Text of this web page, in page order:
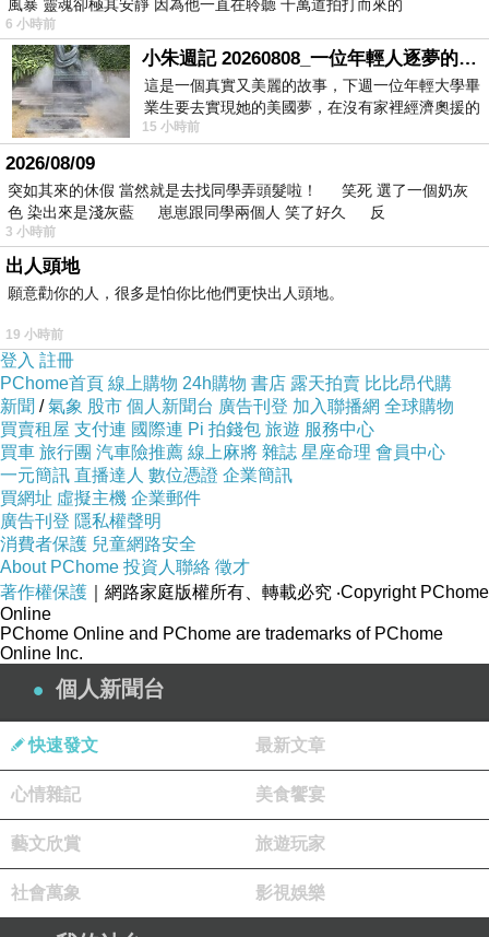
請牽牛花。牽牛花爬上竹竿，在上面邊跳著扭扭舞邊看
著我們玩遊戲。
好多花都生日，走在大街上，看著路邊的花都開
了，好像在跟我說早安，我的心情就一起開了。
我們要隨手關燈，多用環保餐具，讓地球變得更
美麗。
在春天的某一天，世界上所有的花都開了，大家
看到這美麗景色，有人把它拍下來，有人讓空拍機飛到
天空上，從空拍機往下看，有一片很大很大的花海，有
些人看到「百花生日」就用手機把它變成影片，讓大家
都可以看到「百花生日」。
這些花非常的漂亮，有些人心情不好就會來這裡
看花，當然，心情也變得非常好，這個花海還有很多用
途，像是:放鬆心情……
過了一年，大家都在幫每一朵花慶生，有一朵已
經開了七十幾年的「花阿公」說
許一個願就是希望人類天天幫我澆水讓我活到兩百
歲!」這個「花阿公」就活到了兩百歲。
☆〈百花生日〉☆程子庭，中正國小三年級
每一朵小花盛開的樣子都不同，不過我看最美的
花是朱槿，朱槿是一朵紅色的花兒，就像一個大火盛開
燃燒，就像熱情。
百花的生日在春天的中間，也就是農曆二月十五
日，所有的花都是一個跳舞女孩，花在水面上是個輕盈
的女孩，隨水漂流，在莖上的花苞是個在沉睡的女孩，
漂流的花隨風旅行，等到想要去下面時，隨風離開，就
風暴 靈魂卻極其安靜 因為他一直在聆聽 千萬道拍打而來的
6 小時前
小朱週記 20260808_一位年輕人逐夢的真實故事
這是一個真實又美麗的故事，下週一位年輕大學畢
業生要去實現她的美國夢，在沒有家裡經濟奧援的
情況下，靠著自我努力工作累積出國基
15 小時前
2026/08/09
突如其來的休假 當然就是去找同學弄頭髮啦！ 笑死 選了一個奶灰
色 染出來是淺灰藍 崽崽跟同學兩個人 笑了好久 反
3 小時前
出人頭地
願意勸你的人，很多是怕你比他們更快出人頭地。
19 小時前
登入 註冊
PChome首頁 線上購物 24h購物 書店 露天拍賣 比比昂代購
新聞 /氣象 股市 個人新聞台 廣告刊登 加入聯播網 全球購物
買賣租屋 支付連 國際連 Pi 拍錢包 旅遊 服務中心
買車 旅行團 汽車險推薦 線上麻將 雜誌 星座命理 會員中心
一元簡訊 直播達人 數位憑證 企業簡訊
買網址 虛擬主機 企業郵件
廣告刊登 隱私權聲明
消費者保護 兒童網路安全
About PChome 投資人聯絡 徵才
著作權保護 ｜網路家庭版權所有、轉載必究 ‧Copyright PChome
Online
PChome Online and PChome are trademarks of PChome
Online Inc.
個人新聞台
快速發文 最新文章
心情雜記 美食饗宴
藝文欣賞 旅遊玩家
社會萬象 影視娛樂